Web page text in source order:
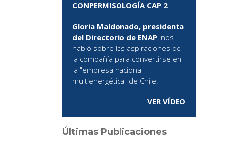
CONPERMISOLOGÍA CAP 2
Gloria Maldonado, presidenta
del Directorio de ENAP, nos
habló sobre las aspiraciones de
la compañía para convertirse en
la "empresa nacional
multienergética" de Chile.
VER VÍDEO
Últimas Publicaciones